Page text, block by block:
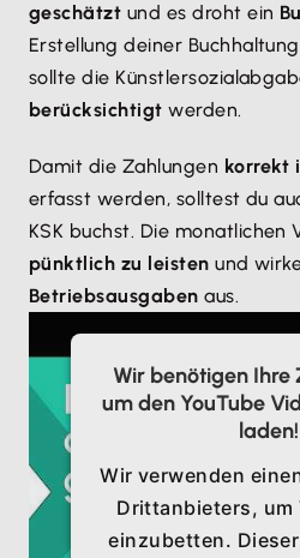
geschätzt und es droht ein
Erstellung deiner
sollte die
berücksichtigt werden.
Damit die Zahlungen korrekt
erfasst werden, solltest du
KSK buchst. Die monatlichen
pünktlich zu leisten und
Betriebsausgaben aus.
Wir benötigen Ihre
um den YouTube
laden!
Wir verwenden
Drittanbieters, um
einzubetten.